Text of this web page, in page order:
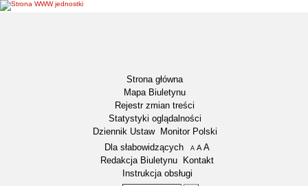
Strona główna
Mapa Biuletynu
Rejestr zmian treści
Statystyki oglądalności
Dziennik Ustaw
Monitor Polski
Menu dodatkowe
Dla słabowidzących A pomniejsz czcionkę
A standardowy rozmiar czcionki
A
Redakcja Biuletynu
Kontakt
Instrukcja obsługi